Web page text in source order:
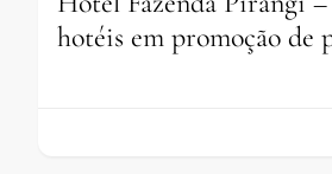
hotéis em promoção de